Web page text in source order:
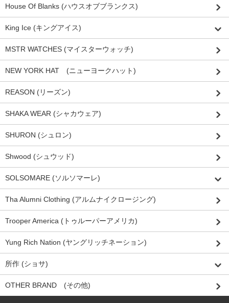
House Of Blanks (ハウスオブブランクス)
King Ice (キングアイス)
MSTR WATCHES (マイスターウォッチ)
NEW YORK HAT (ニューヨークハット)
REASON (リーズン)
SHAKA WEAR (シャカウェア)
SHURON (シュロン)
Shwood (シュウッド)
SOLSOMARE (ソルソマーレ)
Tha Alumni Clothing (アルムナイクロージング)
Trooper America (トゥルーパーアメリカ)
Yung Rich Nation (ヤングリッチネーション)
所作 (ショサ)
OTHER BRAND (その他)